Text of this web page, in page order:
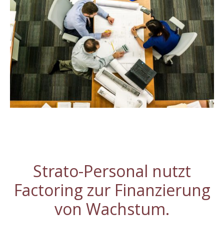
Strato-Personal nutzt
Factoring zur Finanzierung
von Wachstum.